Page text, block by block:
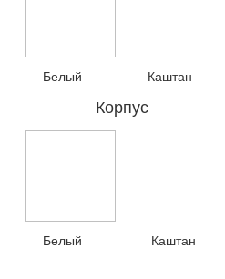
Белый Каштан
Корпус
Белый Каштан